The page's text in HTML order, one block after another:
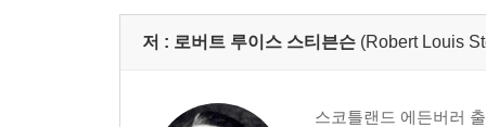
저 : 로버트 루이스 스티븐슨 (Robert Louis
스코틀랜드 에든버러